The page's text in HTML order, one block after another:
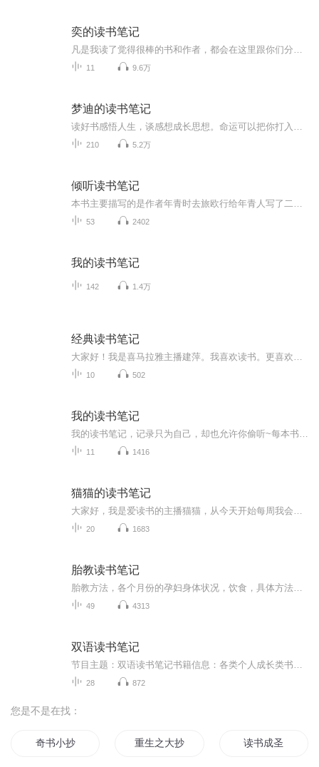
奕的读书笔记
11 9.6万
梦迪的读书笔记
210 5.2万
倾听读书笔记
53 2402
我的读书笔记
142 1.4万
经典读书笔记
10 502
我的读书笔记
11 1416
猫猫的读书笔记
20 1683
胎教读书笔记
49 4313
双语读书笔记
28 872
您是不是在找：
奇书小抄 重生之大抄袭王 读书成圣